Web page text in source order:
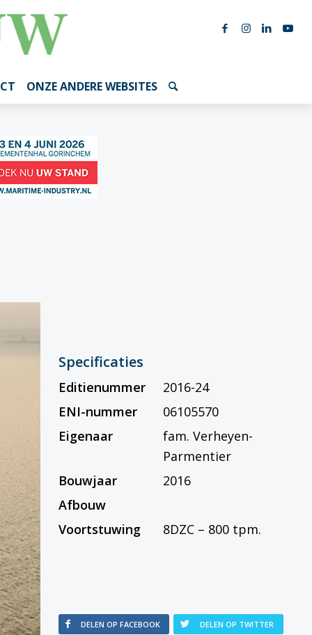
ONZE ANDERE WEBSITES
Specificaties
Editienummer
2016-24
ENI-nummer
06105570
Eigenaar
fam. Verheyen-
Parmentier
Bouwjaar
2016
Afbouw
Voortstuwing
8DZC – 800 tpm.
DELEN OP FACEBOOK DELEN OP TWITTER